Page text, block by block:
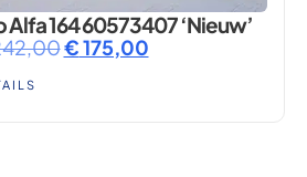
164 60573407 ‘Nieuw’
€175,00